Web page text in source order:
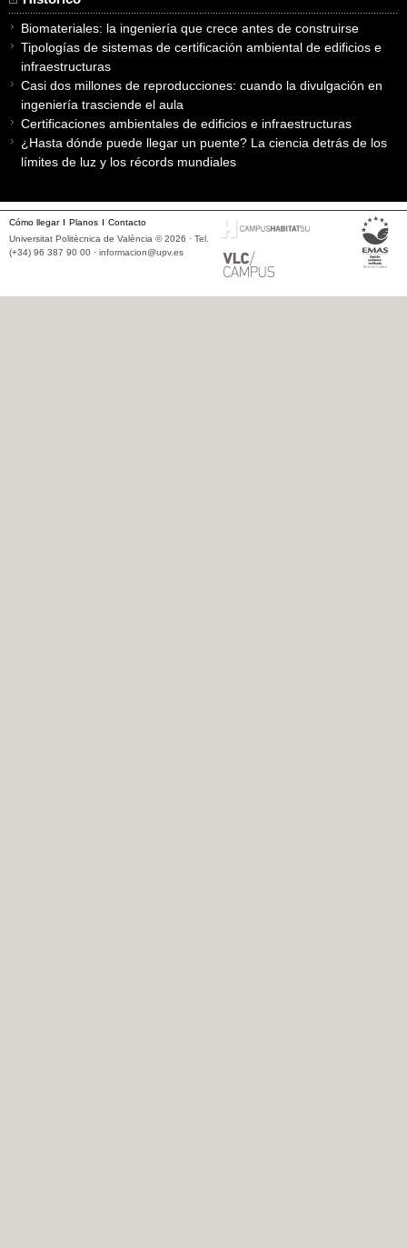
Biomateriales: la ingeniería que crece antes de construirse
Tipologías de sistemas de certificación ambiental de edificios e
infraestructuras
Casi dos millones de reproducciones: cuando la divulgación en
ingeniería trasciende el aula
Certificaciones ambientales de edificios e infraestructuras
¿Hasta dónde puede llegar un puente? La ciencia detrás de los
límites de luz y los récords mundiales
Cómo llegar Planos
Contacto
Universitat Politècnica de València © 2026 · Tel.
(+34) 96 387 90 00 · informacion@upv.es